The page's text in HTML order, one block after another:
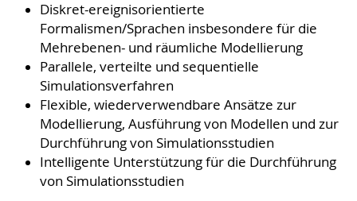
Diskret-ereignisorientierte
Formalismen/Sprachen insbesondere für die
Mehrebenen- und räumliche Modellierung
Parallele, verteilte und sequentielle
Simulationsverfahren
Flexible, wiederverwendbare Ansätze zur
Modellierung, Ausführung von Modellen und zur
Durchführung von Simulationsstudien
Intelligente Unterstützung für die Durchführung
von Simulationsstudien